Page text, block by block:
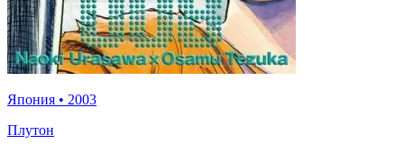
Япония • 2003
Плутон